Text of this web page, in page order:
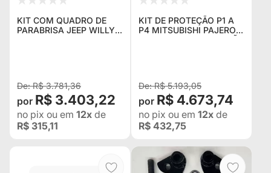
KIT COM QUADRO DE
PARABRISA JEEP WILLYS
R$ 3.781,36
R$ 3.403,22
no pix ou em 12x de
R$ 315,11
KIT DE PROTEÇÃO P1 A
P4 MITSUBISHI PAJERO
SPORT - COM PROTEÇÃO
R$ 5.193,05
R$ 4.673,74
no pix ou em 12x de
R$ 432,75